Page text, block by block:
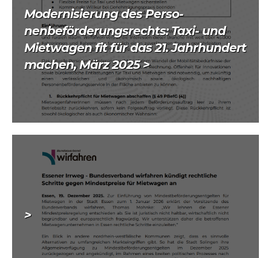
Modernisierung des Perso-
nenbeförderungsrechts: Taxi- und
Mietwagen fit für das 21. Jahrhundert
machen, März 2025 >
>